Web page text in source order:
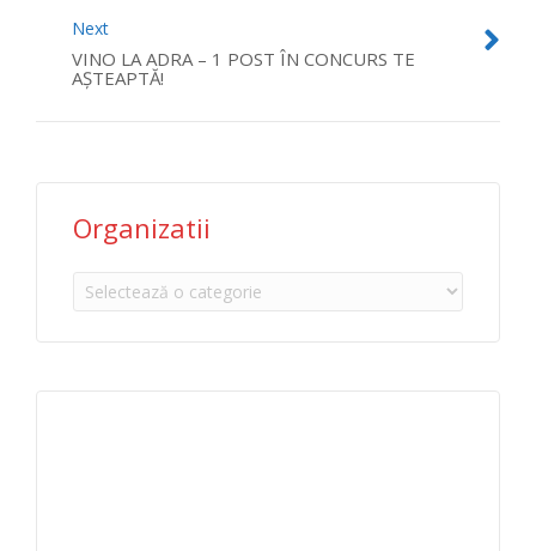
Next
VINO LA ADRA – 1 POST ÎN CONCURS TE
AȘTEAPTĂ!
Organizatii
Organizatii